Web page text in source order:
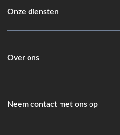
Onze diensten
Over ons
Neem contact met ons op